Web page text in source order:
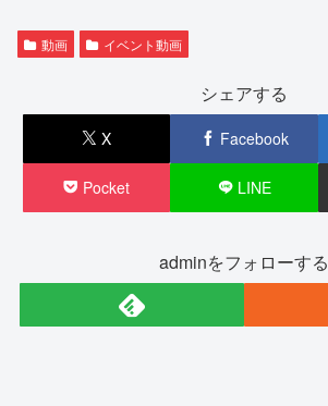
動画 イベント動画
シェアする
X Facebook
Pocket LINE
adminをフォローする